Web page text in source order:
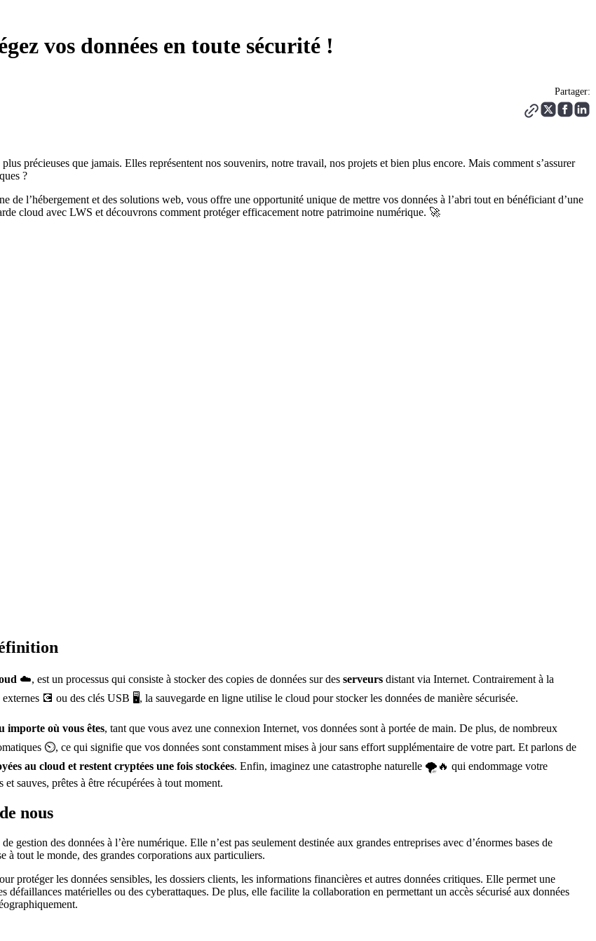
vos données en toute sécurité !
Partager:
précieuses que jamais. Elles représentent nos souvenirs, notre travail, nos projets et bien plus encore. Mais comment s’assurer
?
de l’hébergement et des solutions web, vous offre une opportunité unique de mettre vos données à l’abri tout en bénéficiant d’une
cloud avec LWS et découvrons comment protéger efficacement notre patrimoine numérique. 🚀
☁️, est un processus qui consiste à stocker des copies de données sur des serveurs distant via Internet. Contrairement à la
💽 ou des clés USB 🖥️, la sauvegarde en ligne utilise le cloud pour stocker les données de manière sécurisée.
importe où vous êtes, tant que vous avez une connexion Internet, vos données sont à portée de main. De plus, de nombreux
⏲️, ce qui signifie que vos données sont constamment mises à jour sans effort supplémentaire de votre part. Et parlons de
au cloud et restent cryptées une fois stockées. Enfin, imaginez une catastrophe naturelle 🌪️🔥 qui endommage votre
sauves, prêtes à être récupérées à tout moment.
nous
gestion des données à l’ère numérique. Elle n’est pas seulement destinée aux grandes entreprises avec d’énormes bases de
à tout le monde, des grandes corporations aux particuliers.
protéger les données sensibles, les dossiers clients, les informations financières et autres données critiques. Elle permet une
défaillances matérielles ou des cyberattaques. De plus, elle facilite la collaboration en permettant un accès sécurisé aux données